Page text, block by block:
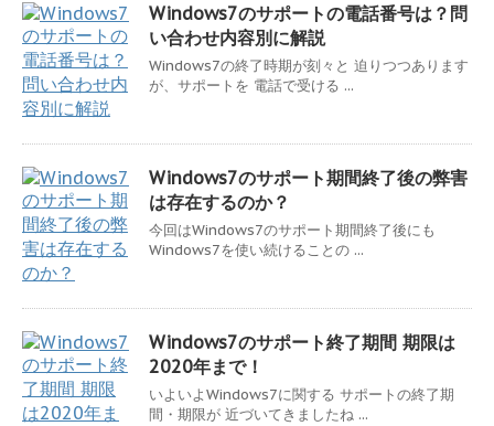
Windows7のサポートの電話番号は？問
い合わせ内容別に解説
Windows7の終了時期が刻々と 迫りつつあります
が、サポートを 電話で受ける ...
Windows7のサポート期間終了後の弊害
は存在するのか？
今回はWindows7のサポート期間終了後にも
Windows7を使い続けることの ...
Windows7のサポート終了期間 期限は
2020年まで！
いよいよWindows7に関する サポートの終了期
間・期限が 近づいてきましたね ...